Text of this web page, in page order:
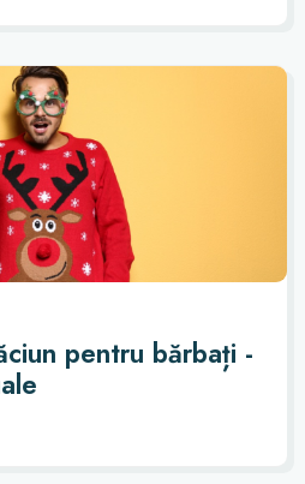
pentru bărbați -